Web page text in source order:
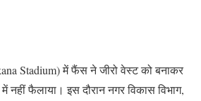
Stadium) में फैंस ने जीरो वेस्ट को बनाकर
नहीं फैलाया। इस दौरान नगर विकास विभाग,